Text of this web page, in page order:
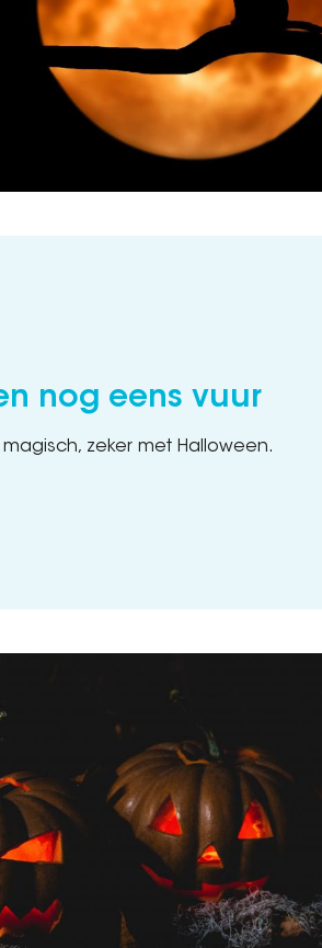
nog eens vuur
zeker met Halloween.